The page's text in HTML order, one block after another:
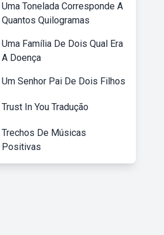
Uma Tonelada Corresponde A
Quantos Quilogramas
Uma Família De Dois Qual Era
A Doença
Um Senhor Pai De Dois Filhos
Trust In You Tradução
Trechos De Músicas
Positivas